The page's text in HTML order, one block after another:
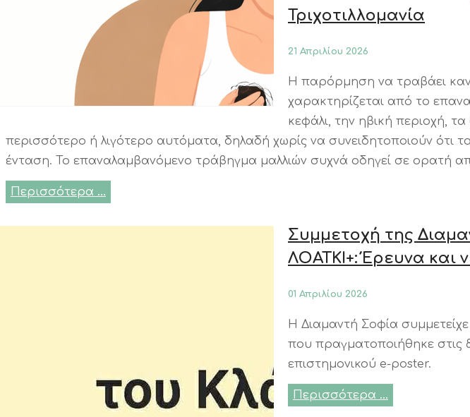
Τριχοτιλλομανία
21 Απριλίου 2026
Η παρόρμηση να τραβάει
χαρακτηρίζεται από το
κεφάλι, την ηβική περιοχή,
περισσότερο ή λιγότερο αυτόματα, δηλαδή χωρίς να συνειδητοποιούν
ένταση. Το επαναλαμβανόμενο τράβηγμα μαλλιών συχνά οδηγεί σε ορατή
Περισσότερα …
Συμμετοχή της
ΛΟΑΤΚΙ+: Έρευνα και
01 Απριλίου 2026
Η Διαμαντή Σοφία
που πραγματοποιήθηκε στις
επιστημονικού e-poster.
Περισσότερα …